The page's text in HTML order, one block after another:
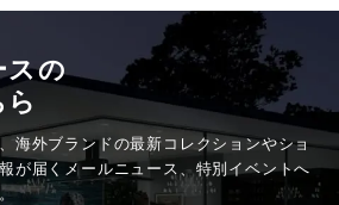
スの
海外ブランドの最新コレクションやショ
が届くメールニュース、特別イベントへ